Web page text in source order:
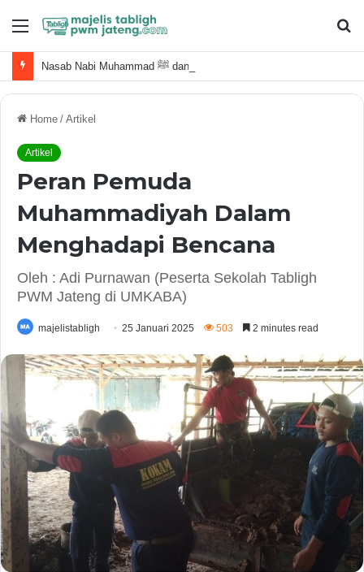
Menu
Nasab Nabi Muhammad ﷺ dan Keluarga Terdekat
Home / Artikel
Artikel
Peran Pemuda
Muhammadiyah Dalam
Menghadapi Bencana
Oleh : Adi Purnawan (Peserta Sekolah Tabligh
PWM Jateng di UMKABA)
majelistabligh 25 Januari 2025 503 2 minutes read